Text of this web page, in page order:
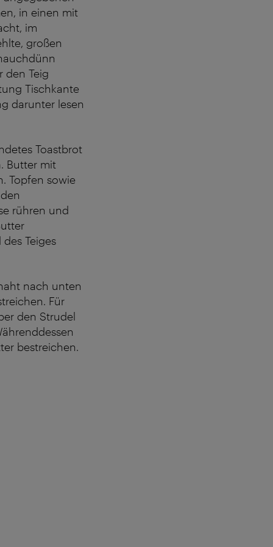
in einen mit
im
großen
den Teig
Tischkante
darunter lesen
Toastbrot
Butter mit
Topfen sowie
rühren und
Teiges
nach unten
Für
den Strudel
bestreichen.